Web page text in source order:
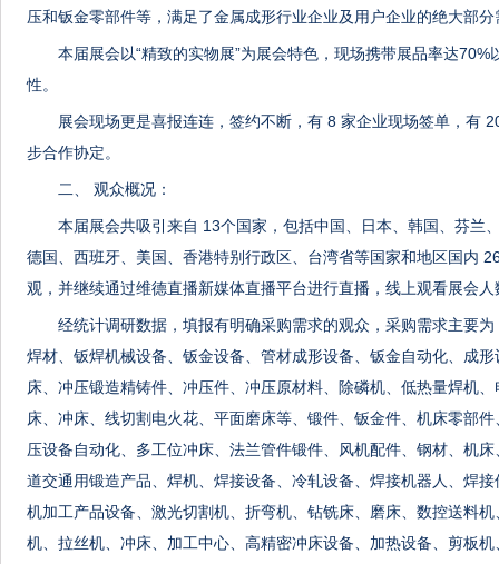
压和钣金零部件等，满足了金属成形行业企业及用户企业的绝大部分
本届展会以“精致的实物展”为展会特色，现场携带展品率达
性。
展会现场更是喜报连连，签约不断，有 8 家企业现场签单，有
步合作协定。
二、 观众概况：
本届展会共吸引来自 13个国家，包括中国、日本、韩国、芬兰
德国、西班牙、美国、香港特别行政区、台湾省等国家和地区国内
观，并继续通过维德直播新媒体直播平台进行直播，线上观看展会
经统计调研数据，填报有明确采购需求的观众，采购需求主要
焊材、钣焊机械设备、钣金设备、管材成形设备、钣金自动化、成
床、冲压锻造精铸件、冲压件、冲压原材料、除磷机、低热量焊机
床、冲床、线切割电火花、平面磨床等、锻件、钣金件、机床零部
压设备自动化、多工位冲床、法兰管件锻件、风机配件、钢材、机
道交通用锻造产品、焊机、焊接设备、冷轧设备、焊接机器人、焊
机加工产品设备、激光切割机、折弯机、钻铣床、磨床、数控送料
机、拉丝机、冲床、加工中心、高精密冲床设备、加热设备、剪板